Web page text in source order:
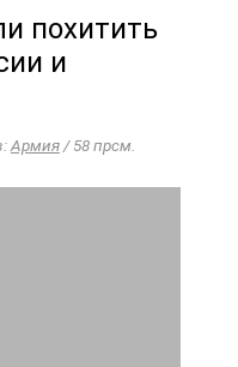
похитить
и
Армия/ 58 прсм.